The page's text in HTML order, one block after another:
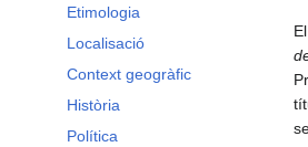
Etimologia
Localisació
Context geogràfic
Història
Política
El